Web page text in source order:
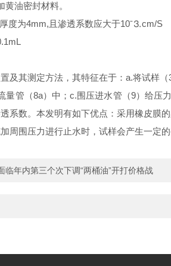
油密封材料。
度为4mm,且渗透系数应大于10ˉ⒊cm/S
及其测定方法，其特征在于：a.将试样
量管（8a）中；c.围压进水管（9）给压
系数。本发明有如下优点：采用橡皮膜
周围压力进行止水时，试样会产生一定
临年内第三个次下调“两桶油”开打价格战